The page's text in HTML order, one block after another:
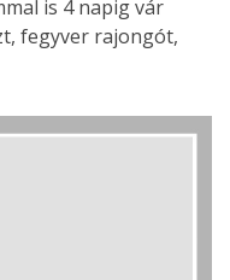
is 4 napig vár
fegyver rajongót,